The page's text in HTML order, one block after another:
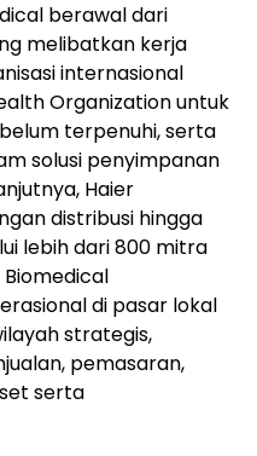
berawal dari
melibatkan kerja
internasional
Organization untuk
terpenuhi, serta
solusi penyimpanan
Haier
distribusi hingga
lebih dari 800 mitra
Biomedical
di pasar lokal
strategis,
pemasaran,
serta